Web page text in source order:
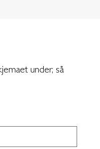
under, så